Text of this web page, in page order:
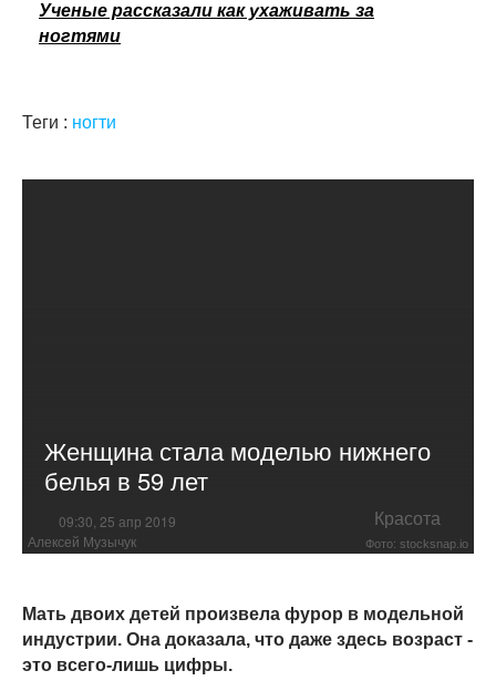
Ученые рассказали как ухаживать за
ногтями
Теги : ногти
Женщина стала моделью нижнего
белья в 59 лет
09:30, 25 апр 2019 Красота
Алексей Музычук Фото: stocksnap.io
Мать двоих детей произвела фурор в модельной
индустрии. Она доказала, что даже здесь возраст -
это всего-лишь цифры.